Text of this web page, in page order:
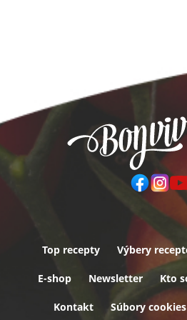
Top recepty Výbery
E-shop Newsletter Kto
Kontakt Súbory cookies